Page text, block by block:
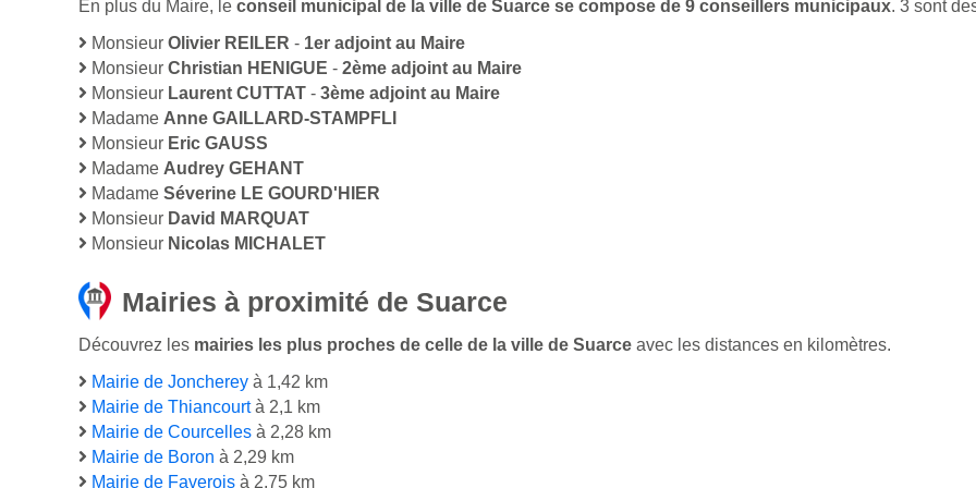
En plus du Maire, le conseil municipal de la ville de Suarce se compose de 9 conseillers municipaux. 3 sont
Monsieur Olivier REILER - 1er adjoint au Maire
Monsieur Christian HENIGUE - 2ème adjoint au Maire
Monsieur Laurent CUTTAT - 3ème adjoint au Maire
Madame Anne GAILLARD-STAMPFLI
Monsieur Eric GAUSS
Madame Audrey GEHANT
Madame Séverine LE GOURD'HIER
Monsieur David MARQUAT
Monsieur Nicolas MICHALET
Mairies à proximité de Suarce
Découvrez les mairies les plus proches de celle de la ville de Suarce avec les distances en kilomètres.
Mairie de Joncherey à 1,42 km
Mairie de Thiancourtà 2,1 km
Mairie de Courcelles à 2,28 km
Mairie de Boron à 2,29 km
Mairie de Faverois à 2,75 km